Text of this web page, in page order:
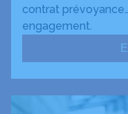
contrat
engagement.